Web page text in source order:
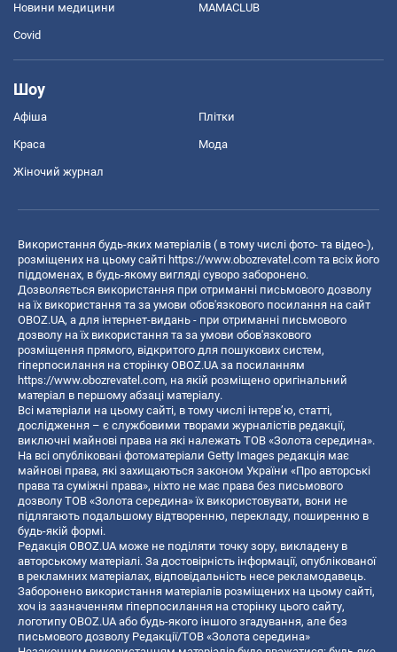
Новини медицини MAMACLUB
Covid
Шоу
Афіша Плітки
Краса Мода
Жіночий журнал
Використання будь-яких матеріалів ( в тому числі фото- та відео-),
розміщених на цьому сайті https://www.obozrevatel.com та всіх його
піддоменах, в будь-якому вигляді суворо заборонено.
Дозволяється використання при отриманні письмового дозволу
на їх використання та за умови обов'язкового посилання на сайт
OBOZ.UA, а для інтернет-видань - при отриманні письмового
дозволу на їх використання та за умови обов'язкового
розміщення прямого, відкритого для пошукових систем,
гіперпосилання на сторінку OBOZ.UA за посиланням
https://www.obozrevatel.com, на якій розміщено оригінальний
матеріал в першому абзаці матеріалу.
Всі матеріали на цьому сайті, в тому числі інтерв’ю, статті,
дослідження – є службовими творами журналістів редакції,
виключні майнові права на які належать ТОВ «Золота середина».
На всі опубліковані фотоматеріали Getty Images редакція має
майнові права, які захищаються законом України «Про авторські
права та суміжні права», ніхто не має права без письмового
дозволу ТОВ «Золота середина» їх використовувати, вони не
підлягають подальшому відтворенню, перекладу, поширенню в
будь-якій формі.
Редакція OBOZ.UA може не поділяти точку зору, викладену в
авторському матеріалі. За достовірність інформації, опублікованої
в рекламних матеріалах, відповідальність несе рекламодавець.
Заборонено використання матеріалів розміщених на цьому сайті,
хоч із зазначенням гіперпосилання на сторінку цього сайту,
логотипу OBOZ.UA або будь-якого іншого згадування, але без
письмового дозволу Редакції/ТОВ «Золота середина»